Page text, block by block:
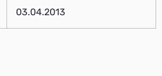
03.04.2013